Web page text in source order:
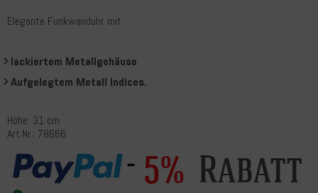
Elegante Funkwanduhr mit
lackiertem Metallgehäuse
Aufgelegtem Metall Indices.
Höhe: 31 cm
Art.Nr.: 78666
5% Rabatt